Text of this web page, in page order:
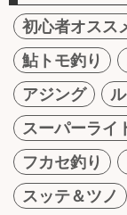
初心者オスス
鮎トモ釣り
アジング
スーパーライ
フカセ釣り
スッテ＆ツノ